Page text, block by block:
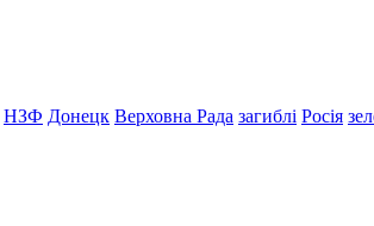
НЗФ Донецк Верховна Рада загиблі Росія